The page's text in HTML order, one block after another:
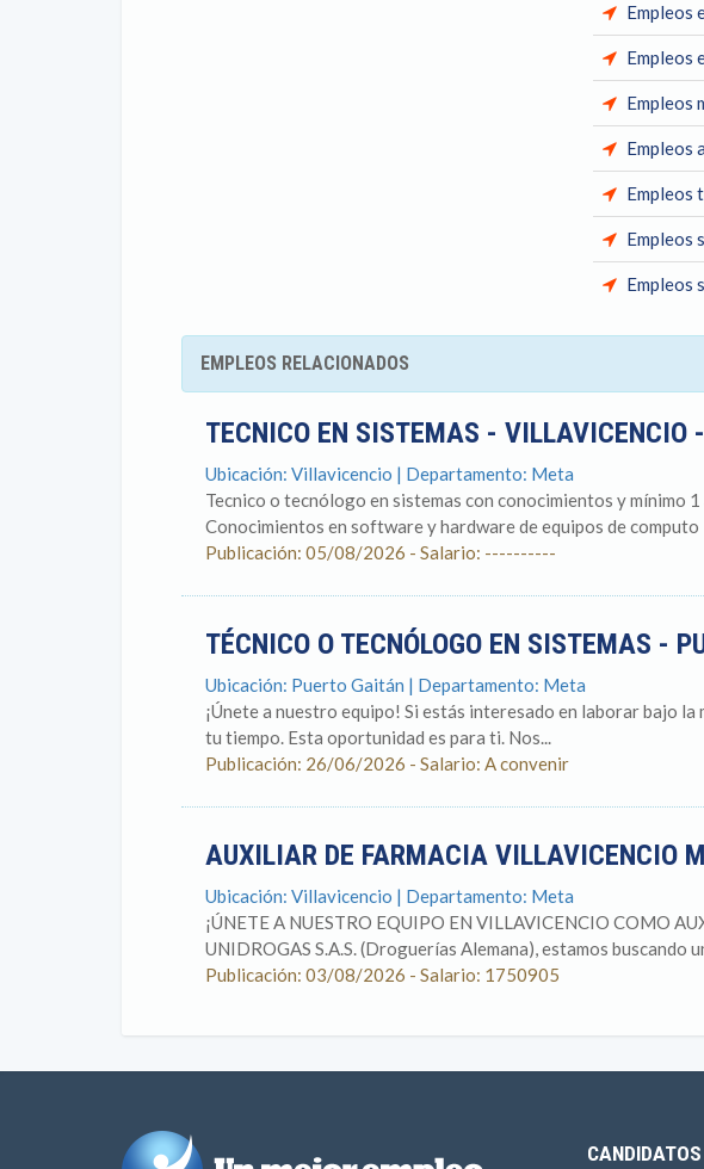
Empleos
Empleos
Empleos
Empleos
Empleos
Empleos
Empleos
EMPLEOS RELACIONADOS
TECNICO EN SISTEMAS - VILLAVICENCIO
Ubicación: Villavicencio | Departamento: Meta
Tecnico o tecnólogo en sistemas con conocimientos y mínimo
Conocimientos en software y hardware de equipos de computo
Publicación: 05/08/2026 - Salario: ----------
TÉCNICO O TECNÓLOGO EN SISTEMAS -
Ubicación: Puerto Gaitán | Departamento: Meta
¡Únete a nuestro equipo! Si estás interesado en laborar bajo
tu tiempo. Esta oportunidad es para ti. Nos...
Publicación: 26/06/2026 - Salario: A convenir
AUXILIAR DE FARMACIA VILLAVICENCIO
Ubicación: Villavicencio | Departamento: Meta
¡ÚNETE A NUESTRO EQUIPO EN VILLAVICENCIO COMO
UNIDROGAS S.A.S. (Droguerías Alemana), estamos buscando
Publicación: 03/08/2026 - Salario: 1750905
CANDIDATOS